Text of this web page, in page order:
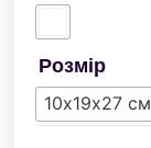
Розмір
10х19х27 см